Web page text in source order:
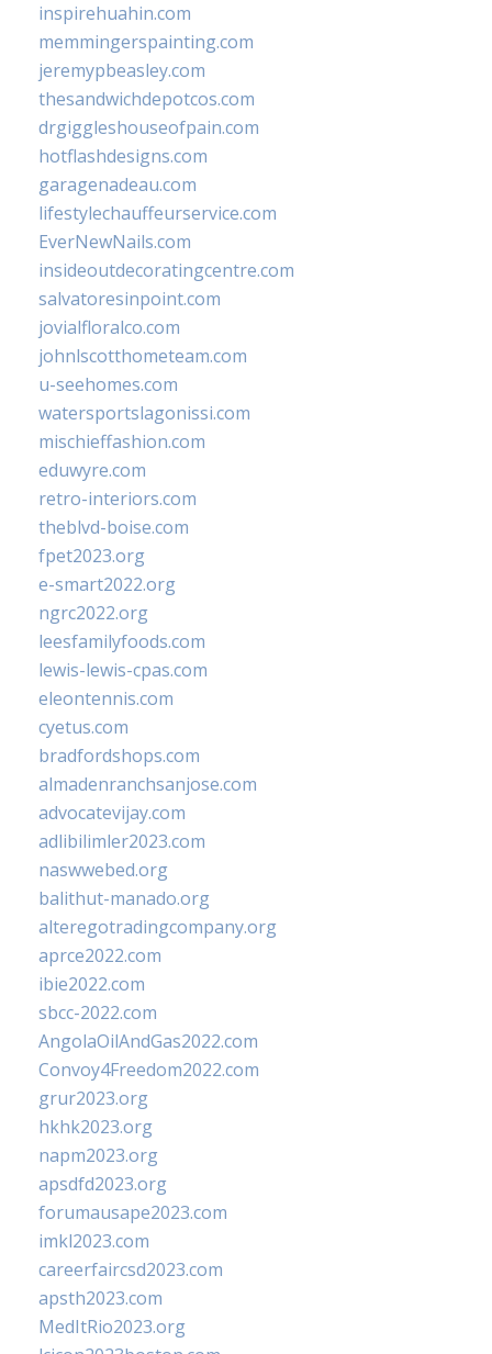
inspirehuahin.com
memmingerspainting.com
jeremypbeasley.com
thesandwichdepotcos.com
drgiggleshouseofpain.com
hotflashdesigns.com
garagenadeau.com
lifestylechauffeurservice.com
EverNewNails.com
insideoutdecoratingcentre.com
salvatoresinpoint.com
jovialfloralco.com
johnlscotthometeam.com
u-seehomes.com
watersportslagonissi.com
mischieffashion.com
eduwyre.com
retro-interiors.com
theblvd-boise.com
fpet2023.org
e-smart2022.org
ngrc2022.org
leesfamilyfoods.com
lewis-lewis-cpas.com
eleontennis.com
cyetus.com
bradfordshops.com
almadenranchsanjose.com
advocatevijay.com
adlibilimler2023.com
naswwebed.org
balithut-manado.org
alteregotradingcompany.org
aprce2022.com
ibie2022.com
sbcc-2022.com
AngolaOilAndGas2022.com
Convoy4Freedom2022.com
grur2023.org
hkhk2023.org
napm2023.org
apsdfd2023.org
forumausape2023.com
imkl2023.com
careerfaircsd2023.com
apsth2023.com
MedItRio2023.org